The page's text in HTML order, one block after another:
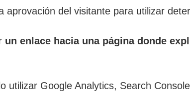
aprovación del visitante para utilizar
un enlace hacia una página donde
utilizar Google Analytics, Search